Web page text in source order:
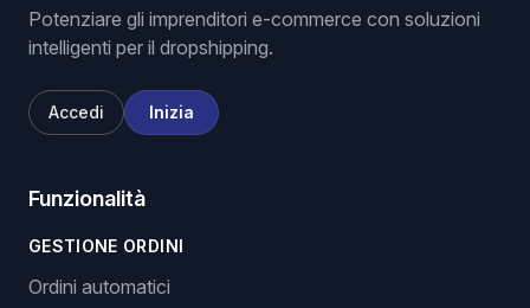
Potenziare gli imprenditori e-commerce con soluzioni
intelligenti per il dropshipping.
Accedi Inizia
Funzionalità
GESTIONE ORDINI
Ordini automatici